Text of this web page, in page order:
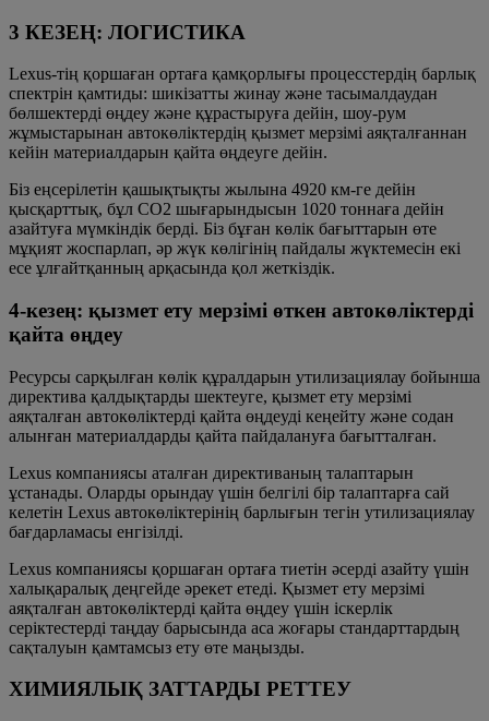
3 КЕЗЕҢ: ЛОГИСТИКА
Lexus-тің қоршаған ортаға қамқорлығы процесстердің барлық
спектрін қамтиды: шикізатты жинау және тасымалдаудан
бөлшектерді өңдеу және құрастыруға дейін, шоу-рум
жұмыстарынан автокөліктердің қызмет мерзімі аяқталғаннан
кейін материалдарын қайта өңдеуге дейін.
Біз еңсерілетін қашықтықты жылына 4920 км-ге дейін
қысқарттық, бұл CO2 шығарындысын 1020 тоннаға дейін
азайтуға мүмкіндік берді. Біз бұған көлік бағыттарын өте
мұқият жоспарлап, әр жүк көлігінің пайдалы жүктемесін екі
есе ұлғайтқанның арқасында қол жеткіздік.
4-кезең: қызмет ету мерзімі өткен автокөліктерді
қайта өңдеу
Ресурсы сарқылған көлік құралдарын утилизациялау бойынша
директива қалдықтарды шектеуге, қызмет ету мерзімі
аяқталған автокөліктерді қайта өңдеуді кеңейту және содан
алынған материалдарды қайта пайдалануға бағытталған.
Lexus компаниясы аталған директиваның талаптарын
ұстанады. Оларды орындау үшін белгілі бір талаптарға сай
келетін Lexus автокөліктерінің барлығын тегін утилизациялау
бағдарламасы енгізілді.
Lexus компаниясы қоршаған ортаға тиетін әсерді азайту үшін
халықаралық деңгейде әрекет етеді. Қызмет ету мерзімі
аяқталған автокөліктерді қайта өңдеу үшін іскерлік
серіктестерді таңдау барысында аса жоғары стандарттардың
сақталуын қамтамсыз ету өте маңызды.
ХИМИЯЛЫҚ ЗАТТАРДЫ РЕТТЕУ